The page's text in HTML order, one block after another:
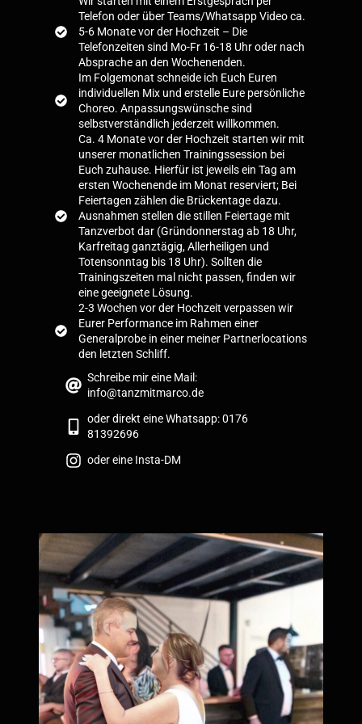
Telefon oder über Teams/Whatsapp Video ca.
5-6 Monate vor der Hochzeit – Die
Telefonzeiten sind Mo-Fr 16-18 Uhr oder nach
Absprache an den Wochenenden.
Im Folgemonat schneide ich Euch Euren
individuellen Mix und erstelle Eure persönliche
Choreo. Anpassungswünsche sind
selbstverständlich jederzeit willkommen.
Ca. 4 Monate vor der Hochzeit starten wir mit
unserer monatlichen Trainingssession bei
Euch zuhause. Hierfür ist jeweils ein Tag am
ersten Wochenende im Monat reserviert; Bei
Feiertagen zählen die Brückentage dazu.
Ausnahmen stellen die stillen Feiertage mit
Tanzverbot dar (Gründonnerstag ab 18 Uhr,
Karfreitag ganztägig, Allerheiligen und
Totensonntag bis 18 Uhr). Sollten die
Trainingszeiten mal nicht passen, finden wir
eine geeignete Lösung.
2-3 Wochen vor der Hochzeit verpassen wir
Eurer Performance im Rahmen einer
Generalprobe in einer meiner Partnerlocations
den letzten Schliff.
Schreibe mir eine Mail:
info@tanzmitmarco.de
oder direkt eine Whatsapp: 0176
81392696
oder eine Insta-DM